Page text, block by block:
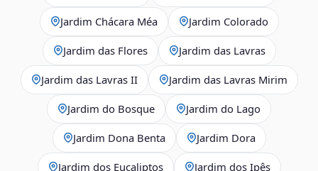
Jardim Chácara Méa Jardim Colorado
Jardim das Flores Jardim das Lavras
Jardim das Lavras II Jardim das Lavras Mirim
Jardim do Bosque Jardim do Lago
Jardim Dona Benta Jardim Dora
Jardim dos Eucaliptos Jardim dos Ipês